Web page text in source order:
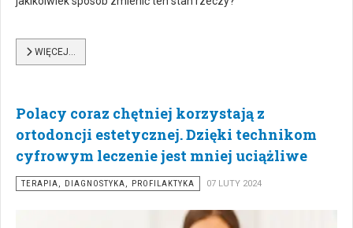
WIĘCEJ…
Polacy coraz chętniej korzystają z
ortodoncji estetycznej. Dzięki technikom
cyfrowym leczenie jest mniej uciążliwe
TERAPIA, DIAGNOSTYKA, PROFILAKTYKA 07 LUTY 2024